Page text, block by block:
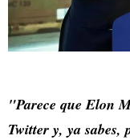
"Parece que Elon
Twitter y, ya